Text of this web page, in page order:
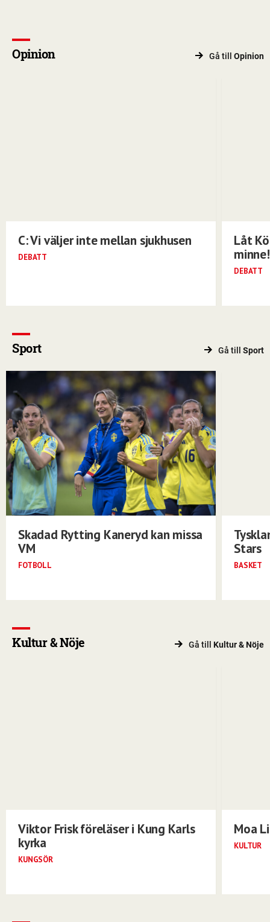
Opinion Gå till Opinion
C: Vi väljer inte mellan sjukhusen
DEBATT
Låt
minne!
DEBATT
Sport Gå till Sport
Skadad Rytting Kaneryd kan missa
VM
FOTBOLL
Stars
BASKET
Kultur & Nöje Gå till Kultur & Nöje
Viktor Frisk föreläser i Kung Karls
kyrka
KUNGSÖR
Moa
KULTUR